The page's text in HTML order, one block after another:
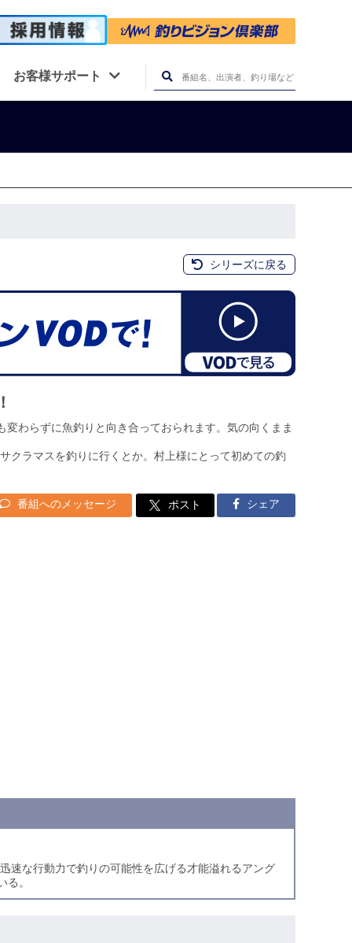
お客様サポート
シリーズに戻る
わらずに魚釣りと向き合っておられます。気の向くまま
クラマスを釣りに行くとか。村上様にとって初めての釣
番組へのメッセージ ポスト シェア
速な行動力で釣りの可能性を広げる才能溢れるアング
。